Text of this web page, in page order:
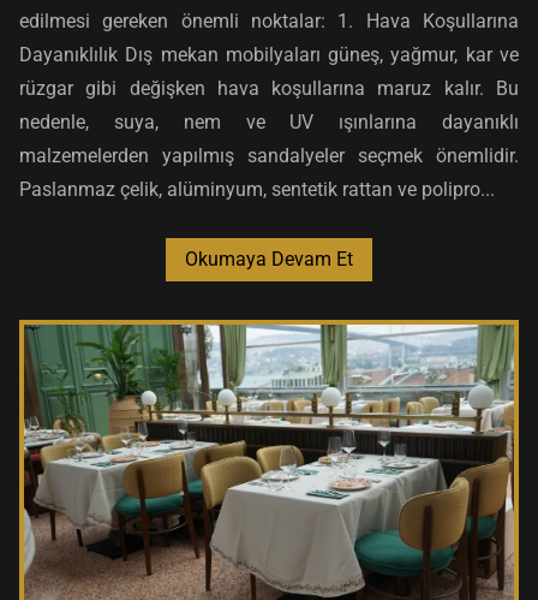
edilmesi gereken önemli noktalar: 1. Hava Koşullarına
Dayanıklılık Dış mekan mobilyaları güneş, yağmur, kar ve
rüzgar gibi değişken hava koşullarına maruz kalır. Bu
nedenle, suya, nem ve UV ışınlarına dayanıklı
malzemelerden yapılmış sandalyeler seçmek önemlidir.
Paslanmaz çelik, alüminyum, sentetik rattan ve polipro...
Okumaya Devam Et